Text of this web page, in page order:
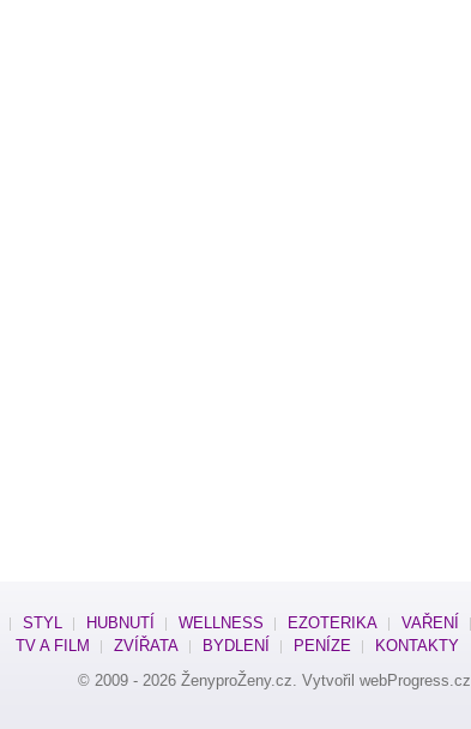
STYL HUBNUTÍ WELLNESS EZOTERIKA
VAŘENÍ
TV A FILM
ZVÍŘATA BYDLENÍ PENÍZE
KONTAKTY
© 2009 - 2026 ŽenyproŽeny.cz. Vytvořil webProgress.cz